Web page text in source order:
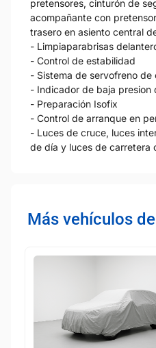
pretensores, cinturón de
acompañante con
trasero en asiento central
- Limpiaparabrisas
- Control de estabilidad
- Sistema de servofreno de
- Indicador de baja presion
- Preparación Isofix
- Control de arranque en
- Luces de cruce, luces
de día y luces de carretera
Más vehículos